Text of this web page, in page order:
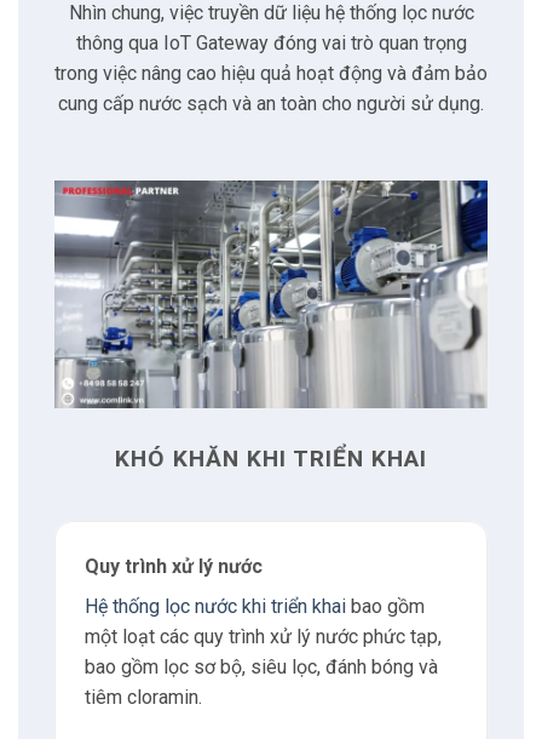
3.3 Trích xuất nhiều điểm dữ liệu
Giám sát và truy cập từ xa
3.6 Tùy chỉnh hiển thị và tự động
4 Có thể bạn quan tâm
4.1 Nguyễn Xuân Hoàng
Giờ làm việc
E-mail
Nhìn chung, việc truyền dữ liệu hệ thống lọc nước
thông qua IoT Gateway đóng vai trò quan trọng
trong việc nâng cao hiệu quả hoạt động và đảm bảo
cung cấp nước sạch và an toàn cho người sử dụng.
KHÓ KHĂN KHI TRIỂN KHAI
Quy trình xử lý nước
Hệ thống lọc nước khi triển khaibao gồm
một loạt các quy trình xử lý nước phức tạp,
bao gồm lọc sơ bộ, siêu lọc, đánh bóng và
tiêm cloramin.